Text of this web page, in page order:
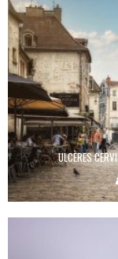
ULCÈRES